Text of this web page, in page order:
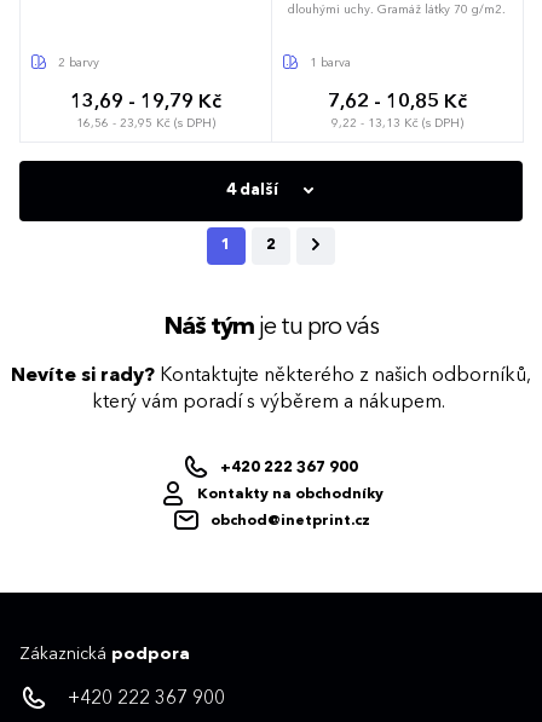
2 barvy
13,69 - 19,79 Kč
16,56 - 23,95 Kč (s DPH)
dlouhými uchy. Gramáž látky 70 g/m2.
1 barva
7,62 - 10,85 Kč
9,22 - 13,13 Kč (s DPH)
4 další
1 2
Náš týmje tu pro vás
Nevíte si rady? Kontaktujte některého z našich odborníků,
který vám poradí s výběrem a nákupem.
+420 222 367 900
Kontakty na obchodníky
obchod@inetprint.cz
Zákaznická podpora
+420 222 367 900